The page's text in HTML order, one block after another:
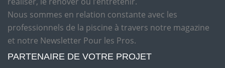
Nous sommes en relation constante avec les
professionnels de la piscine à travers notre magazine
et notre Newsletter Pour les Pros.
PARTENAIRE DE VOTRE PROJET